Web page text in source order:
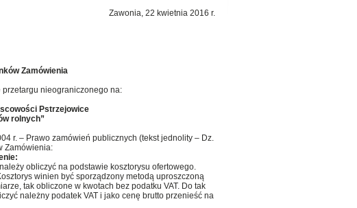
Zawonia, 22 kwietnia 2016 r.
Zamówienia
nieograniczonego na:
Pstrzejowice
rolnych”
r. – Prawo zamówień publicznych (tekst jednolity – Dz.
Zamówienia:
obliczyć na podstawie kosztorysu ofertowego.
winien być sporządzony metodą uproszczoną
tak obliczone w kwotach bez podatku VAT. Do tak
należny podatek VAT i jako cenę brutto przenieść na